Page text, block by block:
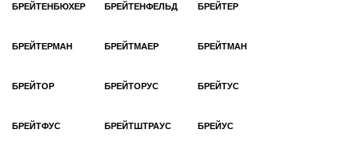
БРЕЙТЕНБЮХЕР БРЕЙТЕНФЕЛЬД БРЕЙТЕР
БРЕЙТЕРМАН БРЕЙТМАЕР БРЕЙТМАН
БРЕЙТОР БРЕЙТОРУС БРЕЙТУС
БРЕЙТФУС БРЕЙТШТРАУС БРЕЙУС